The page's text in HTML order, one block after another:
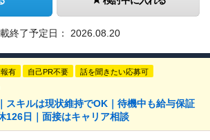
終了予定日： 2026.08.20
有 自己PR不要 話を聞きたい応募可
スキルは現状維持でOK｜待機中も給与保証
126日｜面接はキャリア相談